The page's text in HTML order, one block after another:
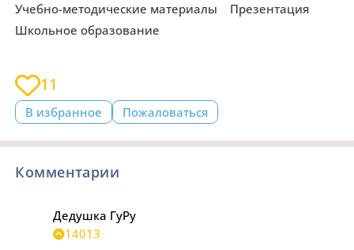
Учебно-методические материалы
Презентация
Школьное образование
11
В избранное Пожаловаться
Комментарии
Дедушка ГуРу
14013